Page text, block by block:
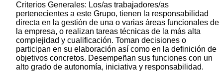
Criterios Generales: Los/as trabajadores/as
pertenecientes a este Grupo, tienen la responsabilidad
directa en la gestión de una o varias áreas funcionales de
la empresa, o realizan tareas técnicas de la más alta
complejidad y cualificación. Toman decisiones o
participan en su elaboración así como en la definición de
objetivos concretos. Desempeñan sus funciones con un
alto grado de autonomía, iniciativa y responsabilidad.